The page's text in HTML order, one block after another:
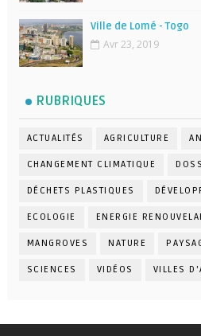
Ville de Lomé - Togo
Avr 23, 2019
RUBRIQUES
ACTUALITÉS AGRICULTURE
CHANGEMENT CLIMATIQUE
DÉCHETS PLASTIQUES
ECOLOGIE ENERGIE
MANGROVES NATURE
SCIENCES VIDÉOS VILLES